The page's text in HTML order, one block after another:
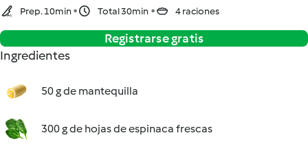
Prep. 10min Total 30min 4 raciones
Registrarse gratis
Ingredientes
50 g de mantequilla
300 g de hojas de espinaca frescas